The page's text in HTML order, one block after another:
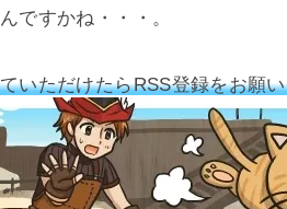
ですかね・・・。
いただけたらRSS登録をお願